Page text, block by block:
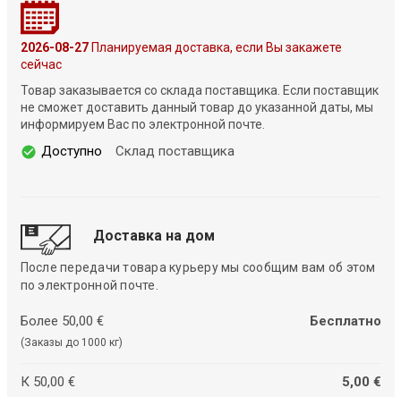
2026-08-27Планируемая доставка, если Вы закажете
сейчас
Товар заказывается со склада поставщика. Если поставщик
не сможет доставить данный товар до указанной даты, мы
информируем Вас по электронной почте.
Доступно Склад поставщика
Доставка на дом
После передачи товара курьеру мы сообщим вам об этом
по электронной почте.
Более 50,00 €
(Заказы до 1000 кг)
Бесплатно
К 50,00 € 5,00 €